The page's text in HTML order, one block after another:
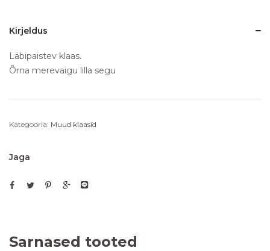
Kirjeldus
Läbipaistev klaas.
Õrna merevaigu lilla segu
Kategooria: Muud klaasid
Jaga
Sarnased tooted